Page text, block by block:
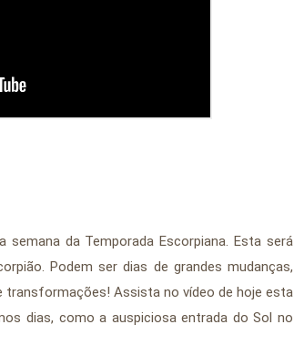
da Temporada Escorpiana. Esta será
Podem ser dias de grandes mudanças,
Assista no vídeo de hoje esta
dias, como a auspiciosa entrada do Sol no